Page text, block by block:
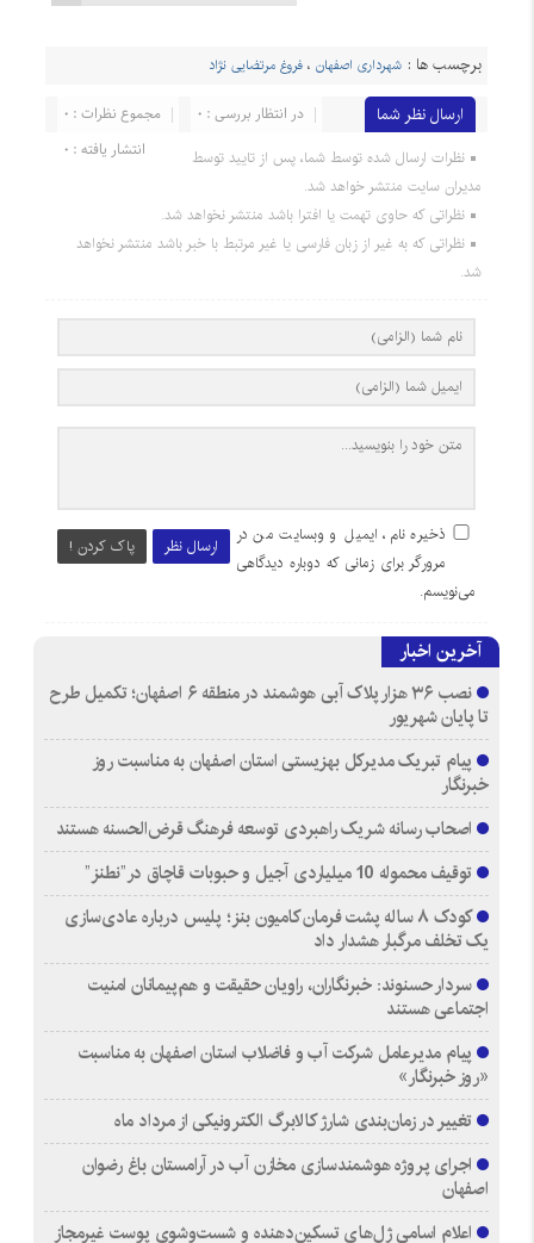
برچسب ها : شهرداری اصفهان ،فروغ مرتضایی نژاد
ارسال نظر شما مجموع نظرات : 0
در انتظار بررسی : 0
انتشار یافته : 0
نظرات ارسال شده توسط شما، پس از تایید توسط
مدیران سایت منتشر خواهد شد.
نظراتی که حاوی تهمت یا افترا باشد منتشر نخواهد شد.
نظراتی که به غیر از زبان فارسی یا غیر مرتبط با خبر باشد منتشر نخواهد
شد.
ارسال نظر پاک کردن !
ذخیره نام، ایمیل و وبسایت من در
مرورگر برای زمانی که دوباره دیدگاهی
می‌نویسم.
آخرین اخبار
نصب ۳۶ هزار پلاک آبی هوشمند در منطقه ۶ اصفهان؛ تکمیل طرح
تا پایان شهریور
پیام تبریک مدیرکل بهزیستی استان اصفهان به مناسبت روز
خبرنگار
اصحاب رسانه شریک راهبردی توسعه فرهنگ قرض‌الحسنه هستند
توقیف محموله 10 میلیاردی آجیل و حبوبات قاچاق در”نطنز”
کودک ۸ ساله پشت فرمان کامیون بنز؛ پلیس درباره عادی‌سازی
یک تخلف مرگبار هشدار داد
سردار حسنوند: خبرنگاران، راویان حقیقت و هم‌پیمانان امنیت
اجتماعی هستند
پیام مدیرعامل شرکت آب و فاضلاب استان اصفهان به مناسبت
«روز خبرنگار»
تغییر در زمان‌بندی شارژ کالابرگ الکترونیکی از مرداد ماه
اجرای پروژه هوشمندسازی مخازن آب در آرامستان‌ باغ رضوان
اصفهان
اعلام اسامی ژل‌های تسکین‌دهنده و شست‌وشوی پوست غیرمجاز